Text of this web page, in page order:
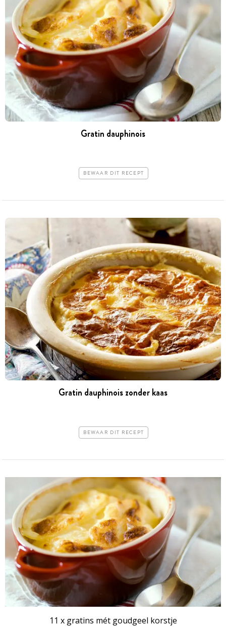
Gratin dauphinois
BEWAAR DIT RECEPT
Gratin dauphinois zonder kaas
BEWAAR DIT RECEPT
11 x gratins mét goudgeel korstje